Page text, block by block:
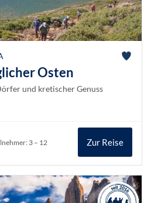
Osten
und kretischer Genuss
3 – 12 Zur Reise